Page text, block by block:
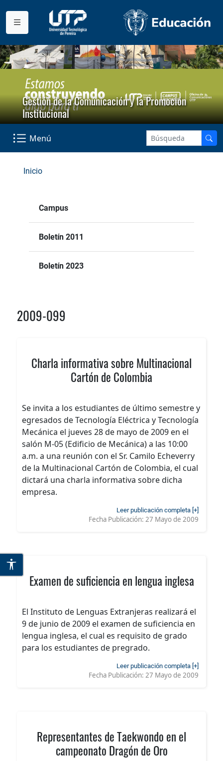
Gestión de la Comunicación y la Promoción
Institucional
Menú
Inicio
Campus
Boletín 2011
Boletín 2023
2009-099
Charla informativa sobre Multinacional
Cartón de Colombia
Se invita a los estudiantes de último semestre y
egresados de Tecnología Eléctrica y Tecnología
Mecánica el jueves 28 de mayo de 2009 en el
salón M-05 (Edificio de Mecánica) a las 10:00
a.m. a una reunión con el Sr. Camilo Echeverry
de la Multinacional Cartón de Colombia, el cual
dictará una charla informativa sobre dicha
empresa.
Leer publicación completa [+]
Fecha Publicación: 27 Mayo de 2009
Examen de suficiencia en lengua inglesa
El Instituto de Lenguas Extranjeras realizará el
9 de junio de 2009 el examen de suficiencia en
lengua inglesa, el cual es requisito de grado
para los estudiantes de pregrado.
Leer publicación completa [+]
Fecha Publicación: 27 Mayo de 2009
Representantes de Taekwondo en el
campeonato Dragón de Oro